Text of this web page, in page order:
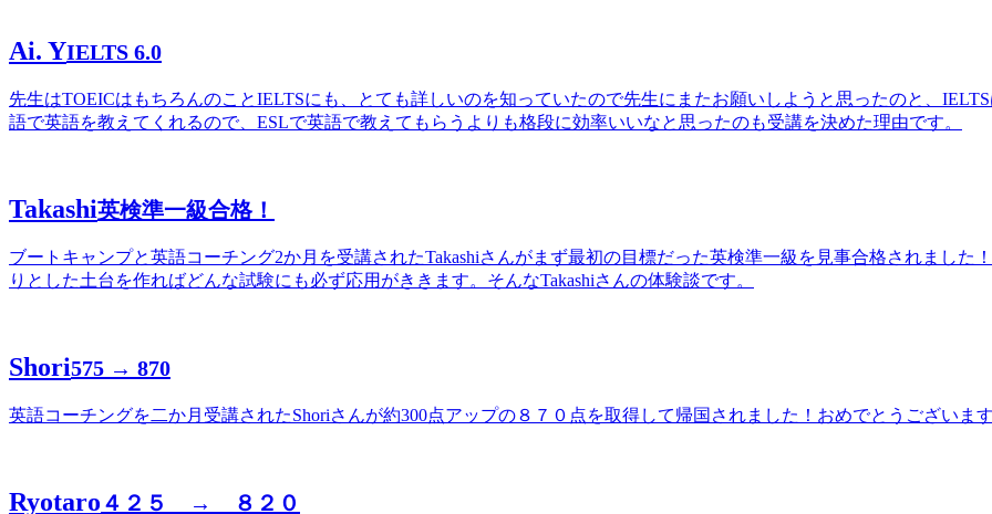
Ai. YIELTS 6.0
先生はTOEICはもちろんのことIELTSにも、とても詳しいのを知っていたので先生にまたお願いしようと思ったのと、
語で英語を教えてくれるので、ESLで英語で教えてもらうよりも格段に効率いいなと思ったのも受講を決めた理由です。
Takashi英検準一級合格！
ブートキャンプと英語コーチング2か月を受講されたTakashiさんがまず最初の目標だった英検準一級を見事合格されまし
りとした土台を作ればどんな試験にも必ず応用がききます。そんなTakashiさんの体験談です。
Shori575 → 870
英語コーチングを二か月受講されたShoriさんが約300点アップの８７０点を取得して帰国されました！おめでとうございます
Ryotaro ４２５ → ８２０